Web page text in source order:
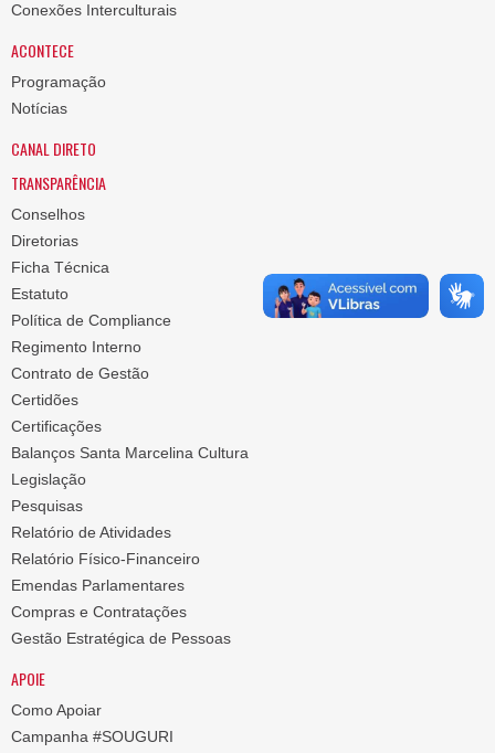
Conexões Interculturais
ACONTECE
Programação
Notícias
CANAL DIRETO
TRANSPARÊNCIA
Conselhos
Diretorias
Ficha Técnica
Estatuto
Política de Compliance
Regimento Interno
Contrato de Gestão
Certidões
Certificações
Balanços Santa Marcelina Cultura
Legislação
Pesquisas
Relatório de Atividades
Relatório Físico-Financeiro
Emendas Parlamentares
Compras e Contratações
Gestão Estratégica de Pessoas
APOIE
Como Apoiar
Campanha #SOUGURI